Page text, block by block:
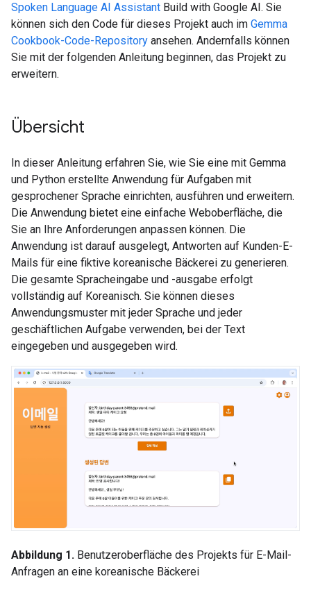
Spoken Language AI Assistant Build with Google AI. Sie
können sich den Code für dieses Projekt auch im Gemma
Cookbook-Code-Repository ansehen. Andernfalls können
Sie mit der folgenden Anleitung beginnen, das Projekt zu
erweitern.
Übersicht
In dieser Anleitung erfahren Sie, wie Sie eine mit Gemma
und Python erstellte Anwendung für Aufgaben mit
gesprochener Sprache einrichten, ausführen und erweitern.
Die Anwendung bietet eine einfache Weboberfläche, die
Sie an Ihre Anforderungen anpassen können. Die
Anwendung ist darauf ausgelegt, Antworten auf Kunden-E-
Mails für eine fiktive koreanische Bäckerei zu generieren.
Die gesamte Spracheingabe und -ausgabe erfolgt
vollständig auf Koreanisch. Sie können dieses
Anwendungsmuster mit jeder Sprache und jeder
geschäftlichen Aufgabe verwenden, bei der Text
eingegeben und ausgegeben wird.
Abbildung 1. Benutzeroberfläche des Projekts für E-Mail-
Anfragen an eine koreanische Bäckerei